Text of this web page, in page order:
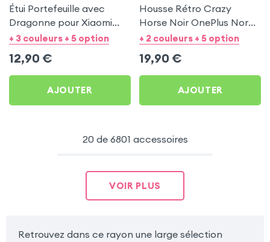
Étui Portefeuille avec
Dragonne pour Xiaomi
17T Pro - Noir Mayaxess
+ 3 couleurs + 5 option
12,90 €
AJOUTER
Housse Rétro Crazy
Horse Noir OnePlus Nord
6 Fonction Portefeuille
+ 2 couleurs + 5 option
19,90 €
AJOUTER
20 de 6801 accessoires
VOIR PLUS
Retrouvez dans ce rayon une large sélection